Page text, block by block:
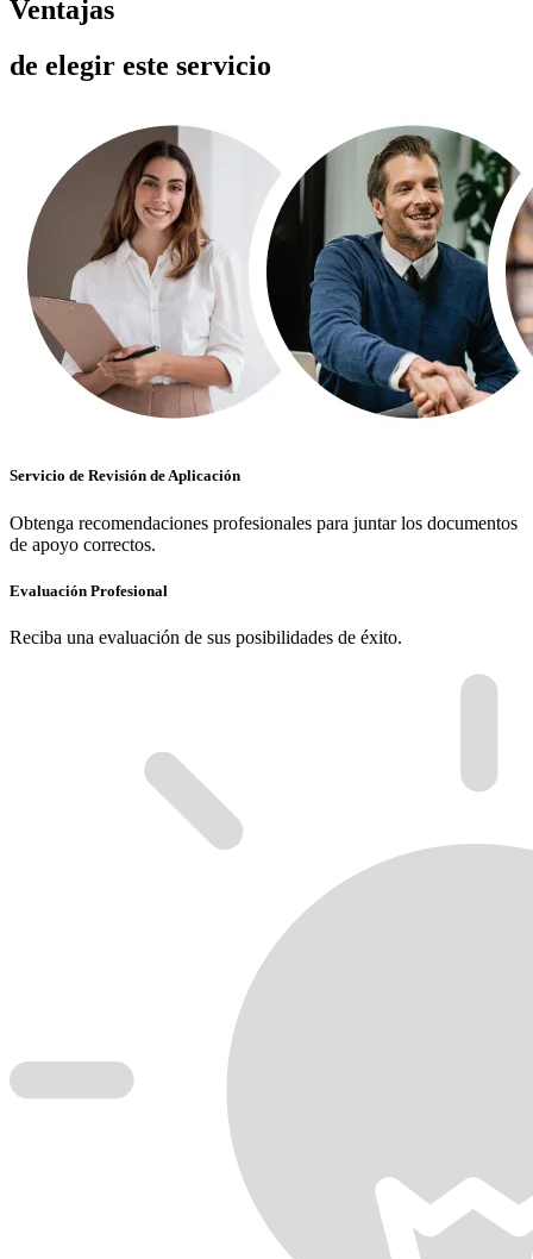
Ventajas
de elegir este servicio
Servicio de Revisión de Aplicación
Obtenga recomendaciones profesionales para juntar los documentos
de apoyo correctos.
Evaluación Profesional
Reciba una evaluación de sus posibilidades de éxito.